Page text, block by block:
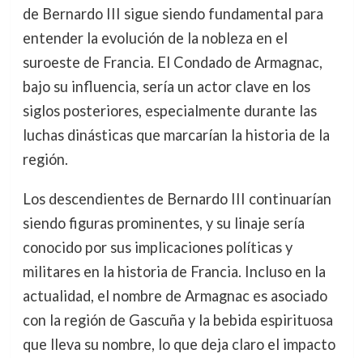
de Bernardo III sigue siendo fundamental para
entender la evolución de la nobleza en el
suroeste de Francia. El Condado de Armagnac,
bajo su influencia, sería un actor clave en los
siglos posteriores, especialmente durante las
luchas dinásticas que marcarían la historia de la
región.
Los descendientes de Bernardo III continuarían
siendo figuras prominentes, y su linaje sería
conocido por sus implicaciones políticas y
militares en la historia de Francia. Incluso en la
actualidad, el nombre de Armagnac es asociado
con la región de Gascuña y la bebida espirituosa
que lleva su nombre, lo que deja claro el impacto